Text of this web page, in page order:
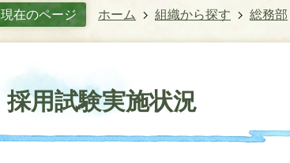
現在のページ ホーム 組織から探す 総務部
採用試験実施状況